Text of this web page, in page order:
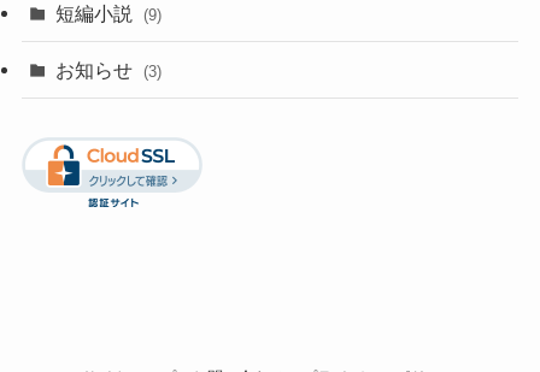
短編小説 (9)
お知らせ (3)